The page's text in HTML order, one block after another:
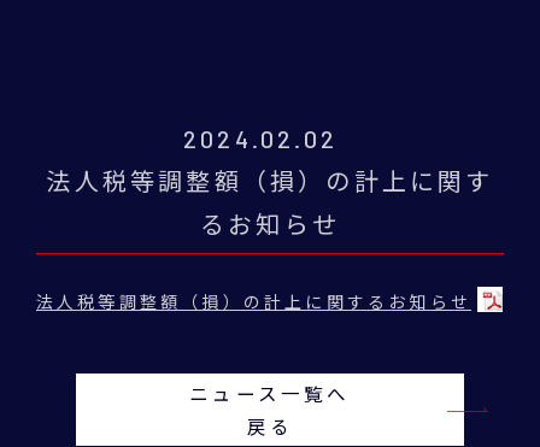
2024.02.02
法人税等調整額（損）の計上に関す
るお知らせ
法人税等調整額（損）の計上に関するお知らせ
ニュース一覧へ
戻る